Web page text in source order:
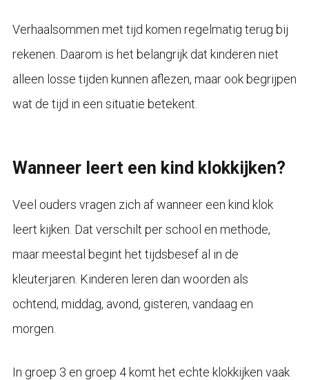
Verhaalsommen met tijd komen regelmatig terug bij
rekenen. Daarom is het belangrijk dat kinderen niet
alleen losse tijden kunnen aflezen, maar ook begrijpen
wat de tijd in een situatie betekent.
Wanneer leert een kind klokkijken?
Veel ouders vragen zich af wanneer een kind klok
leert kijken. Dat verschilt per school en methode,
maar meestal begint het tijdsbesef al in de
kleuterjaren. Kinderen leren dan woorden als
ochtend, middag, avond, gisteren, vandaag en
morgen.
In groep 3 en groep 4 komt het echte klokkijken vaak